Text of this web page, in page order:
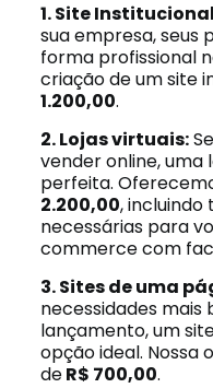
1. Site
sua empresa, seus
forma profissional
criação de um site
1.200,00.
2. Lojas virtuais:
vender online, uma
perfeita.
2.200,00, incluindo
necessárias para
commerce com
3. Sites de uma
necessidades mais
lançamento, um
opção ideal. Nossa
deR$ 700,00.